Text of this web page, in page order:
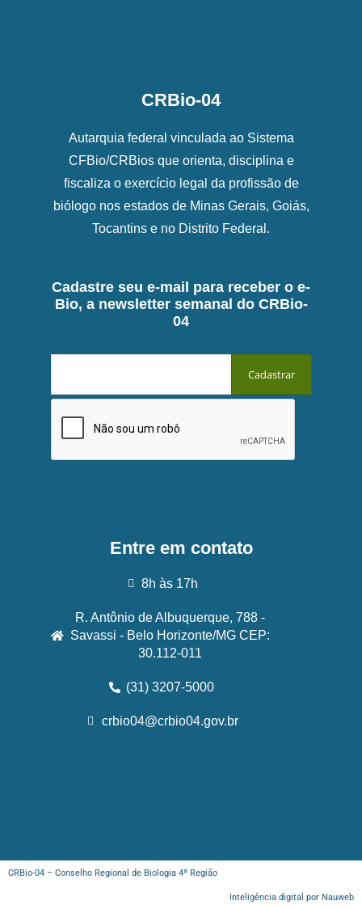
CRBio-04
Autarquia federal vinculada ao Sistema
CFBio/CRBios que orienta, disciplina e
fiscaliza o exercício legal da profissão de
biólogo nos estados de Minas Gerais, Goiás,
Tocantins e no Distrito Federal.
Cadastre seu e-mail para receber o e-
Bio, a newsletter semanal do CRBio-
04
Entre em contato
8h às 17h
R. Antônio de Albuquerque, 788 -
Savassi - Belo Horizonte/MG CEP:
30.112-011
(31) 3207-5000
crbio04@crbio04.gov.br
CRBio-04 – Conselho Regional de Biologia 4ª Região
Inteligência digital por Nauweb